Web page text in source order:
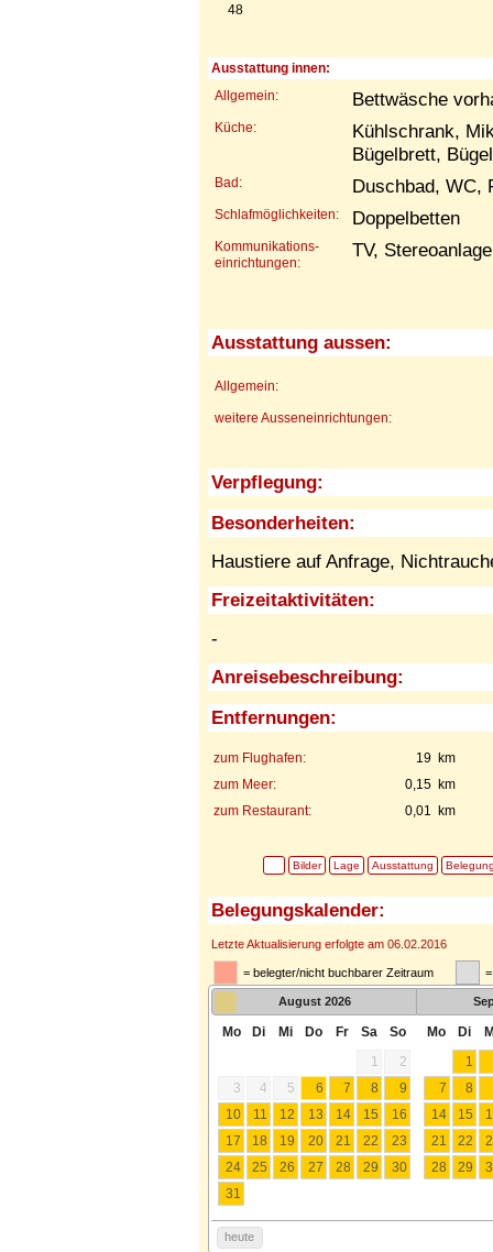
48
Ausstattung innen:
Allgemein:
Bettwäsche
Küche:
Kühlschrank,
Bügelbrett,
Bad: Duschbad, WC,
Schlafmöglichkeiten: Doppelbetten
Kommunikations-
einrichtungen:
TV,
Ausstattung aussen:
Allgemein:
weitere Ausseneinrichtungen:
Verpflegung:
Besonderheiten:
Haustiere auf Anfrage,
Freizeitaktivitäten:
-
Anreisebeschreibung:
Entfernungen:
19 km
zum Flughafen:
0,15 km
zum Meer:
0,01 km
zum Restaurant:
Bilder Lage Ausstattung
Belegungskalender:
Letzte Aktualisierung erfolgte am 06.02.2016
= belegter/nicht buchbarer Zeitraum
August 2026
Mo Di Mi Do Fr Sa
So
1
2
3
4 5 6 7 8
9
10
11 12 13 14 15
16
17
18 19 20 21 22
23
24
25 26 27 28 29
30
31
Mo Di
1
7
8
14
15
21
22
28
29
heute